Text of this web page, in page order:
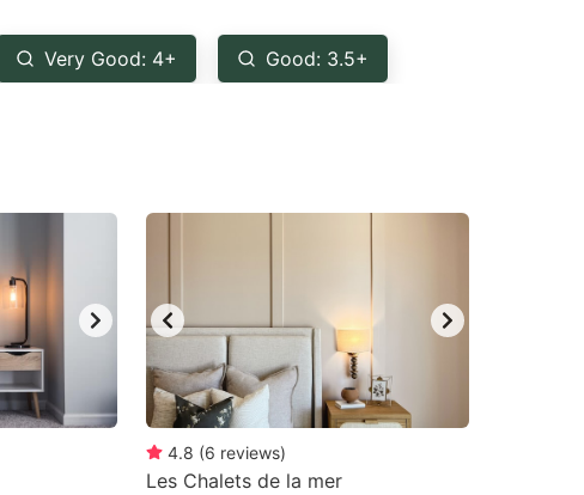
Very Good: 4+ Good: 3.5+
4.8 (6 reviews)
Les Chalets de la mer